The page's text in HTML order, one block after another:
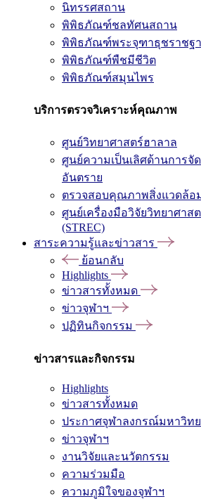
นิทรรศสถาน
พิพิธภัณฑ์ชลทัศนสถาน
พิพิธภัณฑ์พระจุฑาธุชราชฐ
พิพิธภัณฑ์พืชมีชีวิต
พิพิธภัณฑ์สมุนไพร
บริการตรวจวิเคราะห์คุณภาพ
ศูนย์วิทยาศาสตร์ฮาลาล
ศูนย์ความเป็นเลิศด้านการจั
อันตราย
ตรวจสอบคุณภาพสิ่งแวดล้อ
ศูนย์เครื่องมือวิจัยวิทยาศาส
(STREC)
สาระความรู้และข่าวสาร
ย้อนกลับ
Highlights
ข่าวสารทั้งหมด
ข่าวจุฬาฯ
ปฏิทินกิจกรรม
ข่าวสารและกิจกรรม
Highlights
ข่าวสารทั้งหมด
ประกาศจุฬาลงกรณ์มหาวิท
ข่าวจุฬาฯ
งานวิจัยและนวัตกรรม
ความร่วมมือ
ความภูมิใจของจุฬาฯ